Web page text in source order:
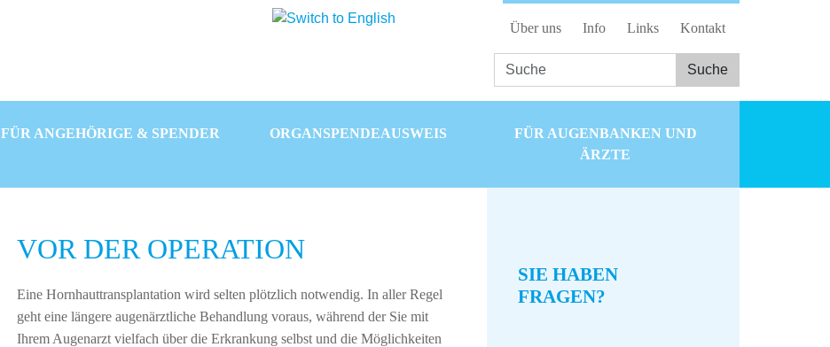
Kontakt
Links
Info
Über uns
FÜR ANGEHÖRIGE & SPENDER ORGANSPENDEAUSWEIS
FÜR AUGENBANKEN UND
ÄRZTE
VOR DER OPERATION
Eine Hornhauttransplantation wird selten plötzlich notwendig. In aller Regel
geht eine längere augenärztliche Behandlung voraus, während der Sie mit
Ihrem Augenarzt vielfach über die Erkrankung selbst und die Möglichkeiten
SIE HABEN
FRAGEN?